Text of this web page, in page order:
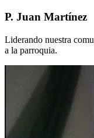
P. Juan Martínez
Liderando nuestra
a la parroquia.